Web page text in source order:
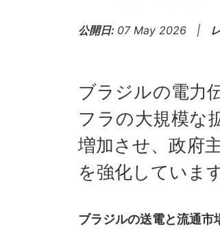
公開日: 07 May 2026 |
ブラジルの電力
フラの大規模な
増加させ、政府
を強化しています
ブラジルの送電と流通